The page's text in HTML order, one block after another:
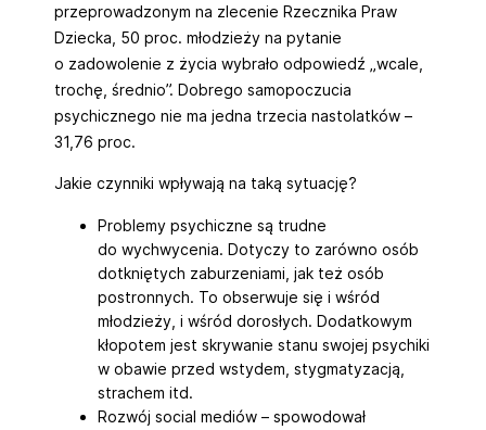
przeprowadzonym na zlecenie Rzecznika Praw
Dziecka, 50 proc. młodzieży na pytanie
o zadowolenie z życia wybrało odpowiedź „wcale,
trochę, średnio”. Dobrego samopoczucia
psychicznego nie ma jedna trzecia nastolatków –
31,76 proc.
Jakie czynniki wpływają na taką sytuację?
Problemy psychiczne są trudne
do wychwycenia. Dotyczy to zarówno osób
dotkniętych zaburzeniami, jak też osób
postronnych. To obserwuje się i wśród
młodzieży, i wśród dorosłych. Dodatkowym
kłopotem jest skrywanie stanu swojej psychiki
w obawie przed wstydem, stygmatyzacją,
strachem itd.
Rozwój social mediów – spowodował